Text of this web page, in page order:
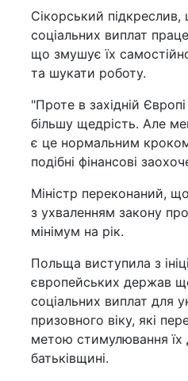
Сікорський
соціальних виплат
що змушує їх
та шукати роботу.
"Проте в західній
більшу щедрість. Але
є це нормальним
подібні фінансові
Міністр переконаний,
з ухваленням закону
мінімум на рік.
Польща виступила з
європейських держав
соціальних виплат для
призовного віку, які
метою стимулювання їх
батьківщині.